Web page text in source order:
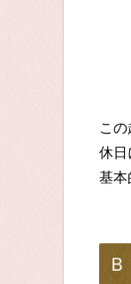
この
休日
基本